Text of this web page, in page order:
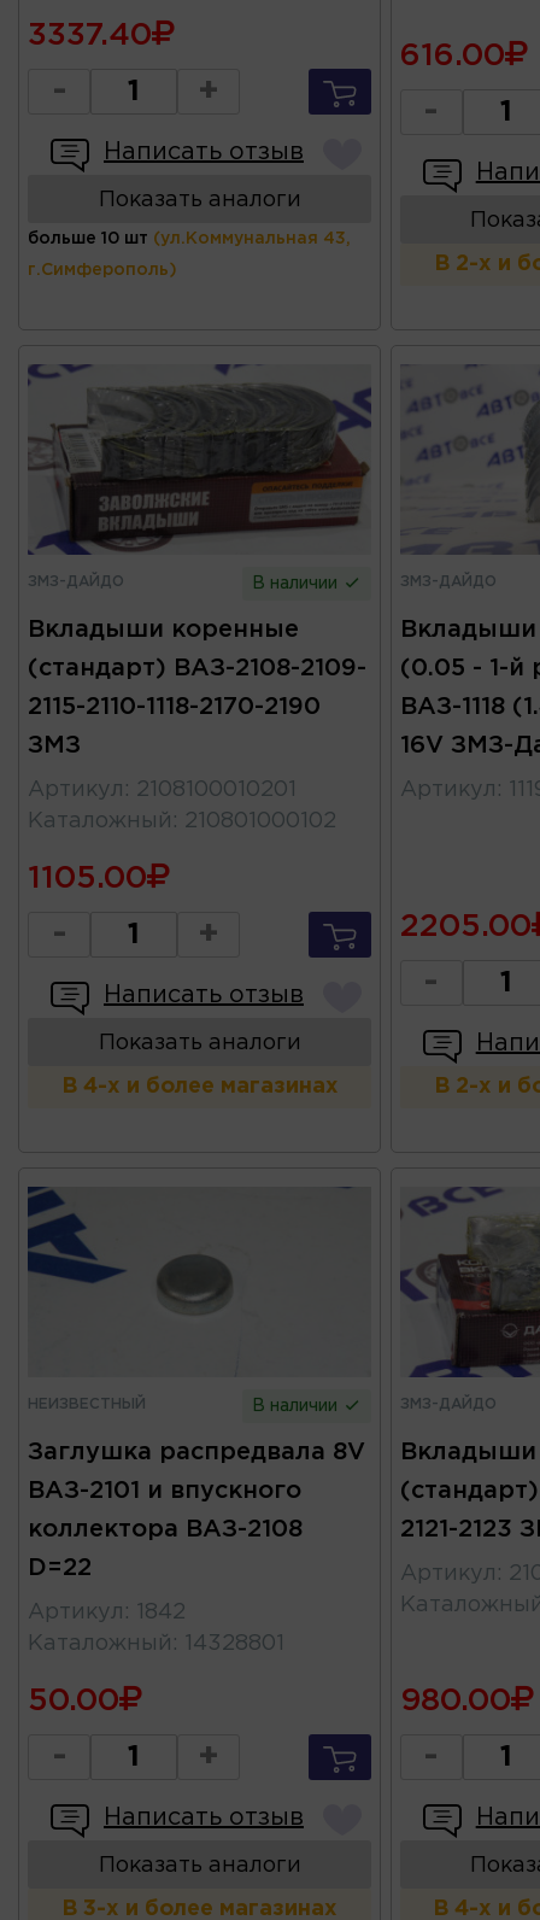
3337.40
- +
Написать отзыв
Показать аналоги
больше 10 шт (ул.Коммунальная 43,
г.Симферополь)
616.00
-
В 2-х и
ЗМЗ-ДАЙДО В наличии
Вкладыши коренные
(стандарт) ВАЗ-2108-2109-
2115-2110-1118-2170-2190
ЗМЗ
Артикул : 2108100010201
Каталожный : 210801000102
1105.00
- +
Написать отзыв
Показать аналоги
В 4-х и более магазинах
ЗМЗ-ДАЙДО
(0.05 - 1-й
ВАЗ-1118
16V ЗМЗ-
Артикул :
2205.00
-
В 2-х и
НЕИЗВЕСТНЫЙ В наличии
Заглушка распредвала 8V
ВАЗ-2101 и впускного
коллектора ВАЗ-2108
D=22
Артикул :
1842
Каталожный : 14328801
50.00
- +
Написать отзыв
Показать аналоги
В 3-х и более магазинах
ЗМЗ-ДАЙДО
2121-2123
Артикул :
980.00
-
В 4-х и